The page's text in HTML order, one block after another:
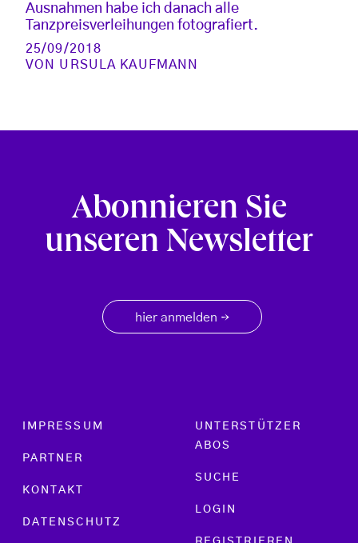
Ausnahmen habe ich danach alle
Tanzpreisverleihungen fotografiert.
25/09/2018
VON URSULA KAUFMANN
Abonnieren Sie
unseren Newsletter
hier anmelden →
Footer menu
IMPRESSUM
PARTNER
KONTAKT
DATENSCHUTZ
UNTERSTÜTZER
ABOS
SUCHE
LOGIN